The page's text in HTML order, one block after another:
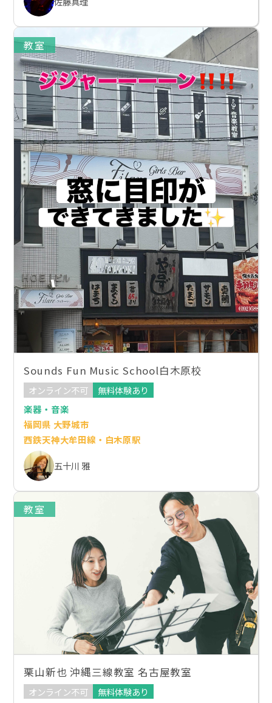
教室
Sounds Fun Music School白木原校
オンライン不可
無料体験あり
楽器・音楽
福岡県 大野城市
西鉄天神大牟田線・白木原駅
五十川 雅
教室
栗山新也 沖縄三線教室 名古屋教室
オンライン不可
無料体験あり